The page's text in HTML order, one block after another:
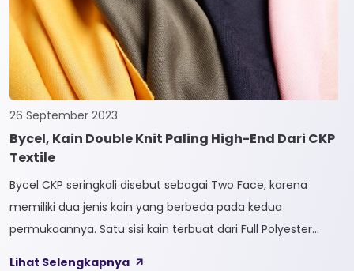
Rayon dan Cotton. Satuan yang paling […]
26 September 2023
Bycel, Kain Double Knit Paling High-End Dari CKP
Textile
Bycel CKP seringkali disebut sebagai Two Face, karena
memiliki dua jenis kain yang berbeda pada kedua
permukaannya. Satu sisi kain terbuat dari Full Polyester
Lihat Selengkapnya